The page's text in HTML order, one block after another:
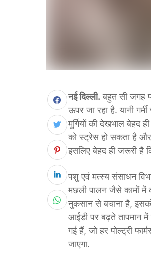
नई दिल्ली. बहुत सी जगह
ऊपर जा रहा है. यानी
मुर्गियों की देखभाल बेहद
को स्ट्रेस हो सकता है
इसलिए बेहद ही जरूरी है
पशु एवं मत्स्य संसाधन
मछली पालन जैसे कामों में
नुकसान से बचाना है,
आईडी पर बढ़ते तापमान में
गई हैं, जो हर पोल्ट्री
जाएगा.